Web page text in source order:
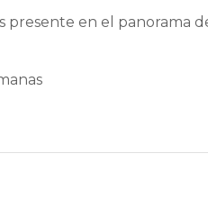
presente en el panorama